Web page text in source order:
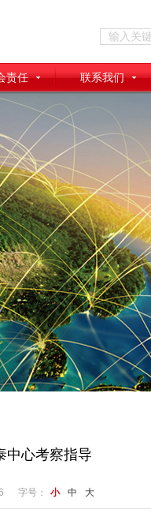
责任 联系我们
中心考察指导
字号： 小 中 大